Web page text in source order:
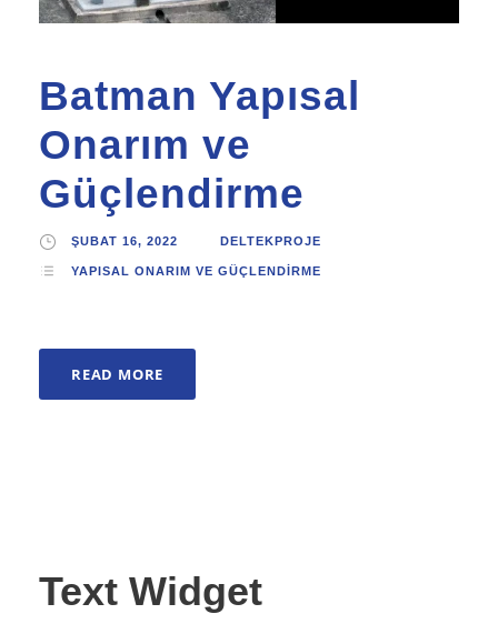
Batman Yapısal
Onarım ve
Güçlendirme
ŞUBAT 16, 2022 DELTEKPROJE
YAPISAL ONARIM VE GÜÇLENDIRME
READ MORE
Text Widget